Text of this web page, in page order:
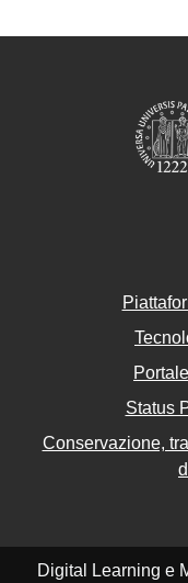
Status
Conservazione,
Digital Learning e